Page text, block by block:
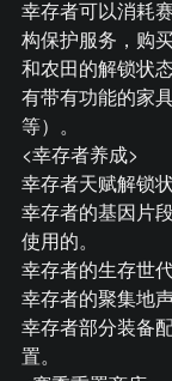
幸存者可以消耗
构保护服务，购
和农田的解锁状
有带有功能的家
等）。
<幸存者养成>
幸存者天赋解锁
幸存者的基因片
使用的。
幸存者的生存世
幸存者的聚集地
幸存者部分装备
置。